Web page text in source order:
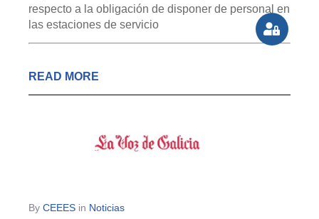
respecto a la obligación de disponer de personal en
las estaciones de servicio
READ MORE
By CEEES in Noticias